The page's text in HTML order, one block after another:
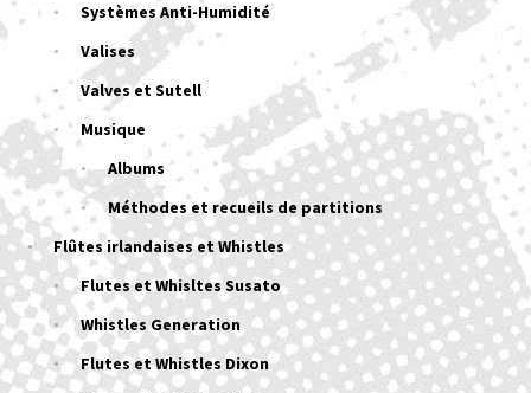
Systèmes Anti-Humidité
Valises
Valves et Sutell
Musique
Albums
Méthodes et recueils de partitions
Flûtes irlandaises et Whistles
Flutes et Whisltes Susato
Whistles Generation
Flutes et Whistles Dixon